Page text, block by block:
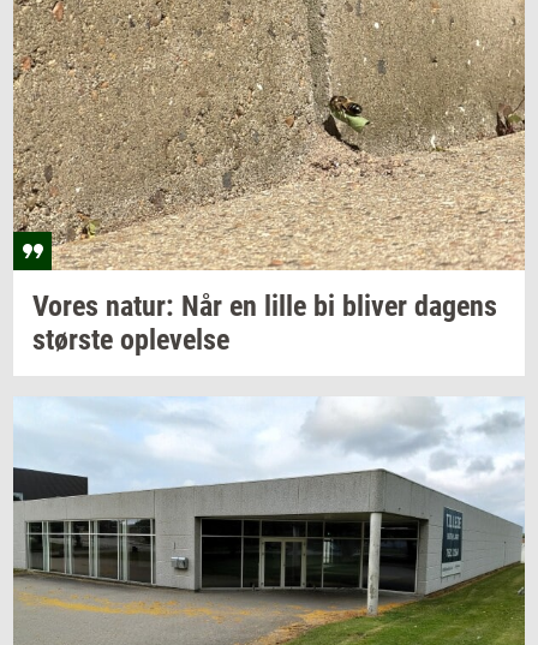
Vores natur: Når en lille bi bli­ver da­gens
stør­ste op­le­vel­se